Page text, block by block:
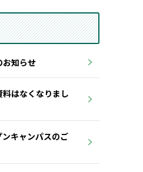
お知らせ
はなくなりまし
ンキャンパスのご